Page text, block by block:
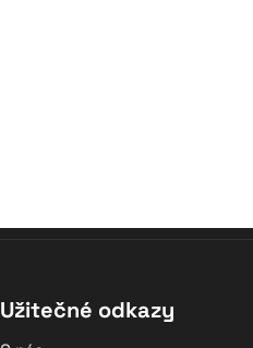
Užitečné odkazy